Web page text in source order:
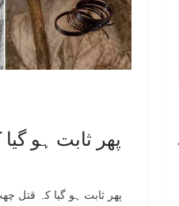
پھر ثابت ہو
پھر ثابت ہو گیا کہ قتل